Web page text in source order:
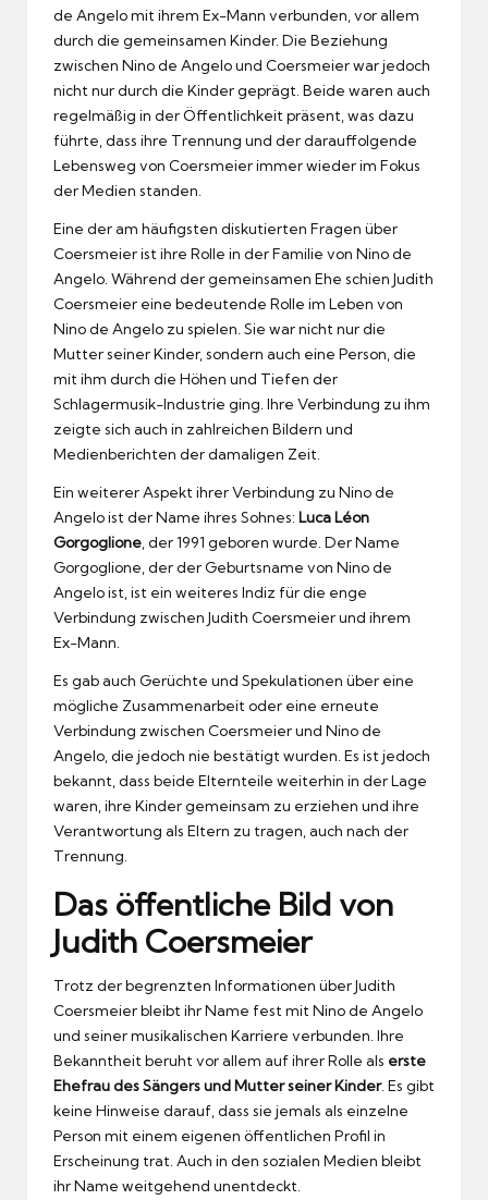
de Angelo mit ihrem Ex-Mann verbunden, vor allem
durch die gemeinsamen Kinder. Die Beziehung
zwischen Nino de Angelo und Coersmeier war jedoch
nicht nur durch die Kinder geprägt. Beide waren auch
regelmäßig in der Öffentlichkeit präsent, was dazu
führte, dass ihre Trennung und der darauffolgende
Lebensweg von Coersmeier immer wieder im Fokus
der Medien standen.
Eine der am häufigsten diskutierten Fragen über
Coersmeier ist ihre Rolle in der Familie von Nino de
Angelo. Während der gemeinsamen Ehe schien Judith
Coersmeier eine bedeutende Rolle im Leben von
Nino de Angelo zu spielen. Sie war nicht nur die
Mutter seiner Kinder, sondern auch eine Person, die
mit ihm durch die Höhen und Tiefen der
Schlagermusik-Industrie ging. Ihre Verbindung zu ihm
zeigte sich auch in zahlreichen Bildern und
Medienberichten der damaligen Zeit.
Ein weiterer Aspekt ihrer Verbindung zu Nino de
Angelo ist der Name ihres Sohnes: Luca Léon
Gorgoglione , der 1991 geboren wurde. Der Name
Gorgoglione, der der Geburtsname von Nino de
Angelo ist, ist ein weiteres Indiz für die enge
Verbindung zwischen Judith Coersmeier und ihrem
Ex-Mann.
Es gab auch Gerüchte und Spekulationen über eine
mögliche Zusammenarbeit oder eine erneute
Verbindung zwischen Coersmeier und Nino de
Angelo, die jedoch nie bestätigt wurden. Es ist jedoch
bekannt, dass beide Elternteile weiterhin in der Lage
waren, ihre Kinder gemeinsam zu erziehen und ihre
Verantwortung als Eltern zu tragen, auch nach der
Trennung.
Das öffentliche Bild von
Judith Coersmeier
Trotz der begrenzten Informationen über Judith
Coersmeier bleibt ihr Name fest mit Nino de Angelo
und seiner musikalischen Karriere verbunden. Ihre
Bekanntheit beruht vor allem auf ihrer Rolle als erste
Ehefrau des Sängers und Mutter seiner Kinder. Es gibt
keine Hinweise darauf, dass sie jemals als einzelne
Person mit einem eigenen öffentlichen Profil in
Erscheinung trat. Auch in den sozialen Medien bleibt
ihr Name weitgehend unentdeckt.